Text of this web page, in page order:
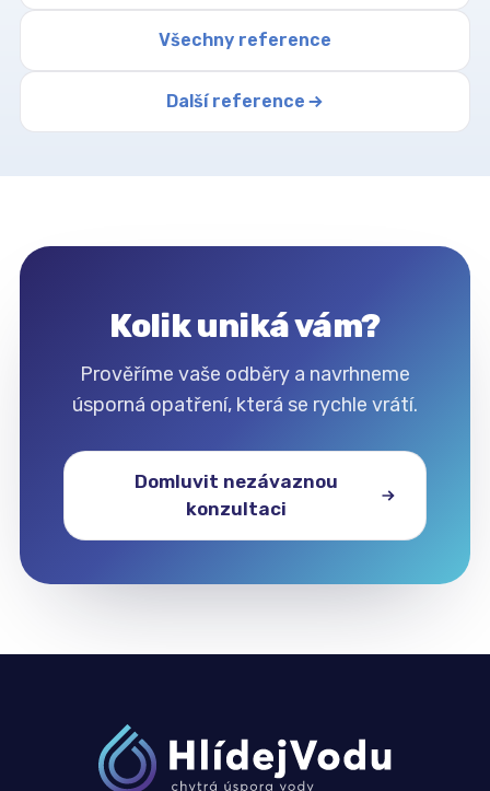
Všechny reference
Další reference
Kolik uniká vám?
Prověříme vaše odběry a navrhneme
úsporná opatření, která se rychle vrátí.
Domluvit nezávaznou
konzultaci